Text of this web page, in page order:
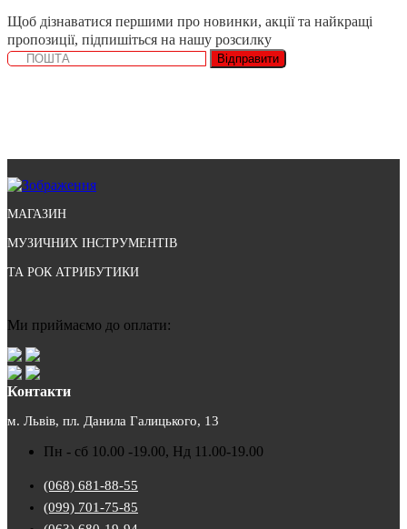
Щоб дізнаватися першими про новинки, акції та найкращі
пропозиції, підпишіться на нашу розсилку
Відправити
МАГАЗИН
МУЗИЧНИХ ІНСТРУМЕНТІВ
ТА РОК АТРИБУТИКИ
Ми приймаємо до оплати:
Контакти
м. Львів, пл. Данила Галицького, 13
Пн - сб 10.00 -19.00, Нд 11.00-19.00
(068) 681-88-55
(099) 701-75-85